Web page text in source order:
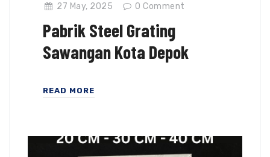
27 May, 2025 0 Comment
Pabrik Steel Grating
Sawangan Kota Depok
READ MORE